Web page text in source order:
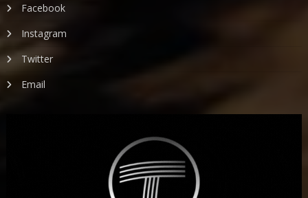
Facebook
Instagram
Twitter
Email